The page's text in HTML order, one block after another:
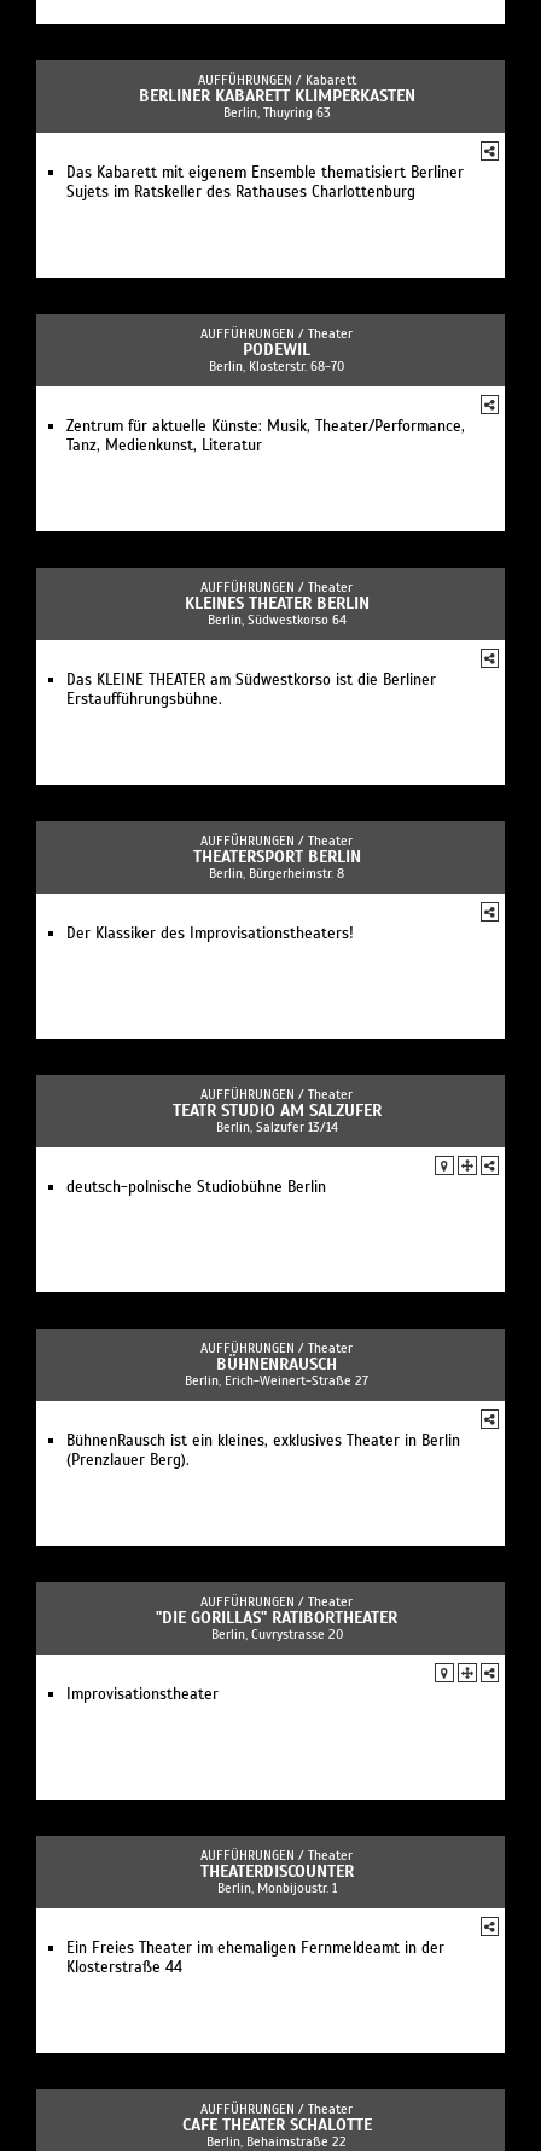
AUFFÜHRUNGEN / Kabarett
BERLINER KABARETT KLIMPERKASTEN
Berlin, Thuyring 63
Das Kabarett mit eigenem Ensemble thematisiert Berliner
Sujets im Ratskeller des Rathauses Charlottenburg
AUFFÜHRUNGEN / Theater
PODEWIL
Berlin, Klosterstr. 68-70
Zentrum für aktuelle Künste: Musik, Theater/Performance,
Tanz, Medienkunst, Literatur
AUFFÜHRUNGEN / Theater
KLEINES THEATER BERLIN
Berlin, Südwestkorso 64
Das KLEINE THEATER am Südwestkorso ist die Berliner
Erstaufführungsbühne.
AUFFÜHRUNGEN / Theater
THEATERSPORT BERLIN
Berlin, Bürgerheimstr. 8
Der Klassiker des Improvisationstheaters!
AUFFÜHRUNGEN / Theater
TEATR STUDIO AM SALZUFER
Berlin, Salzufer 13/14
deutsch-polnische Studiobühne Berlin
AUFFÜHRUNGEN / Theater
BÜHNENRAUSCH
Berlin, Erich-Weinert-Straße 27
BühnenRausch ist ein kleines, exklusives Theater in Berlin
(Prenzlauer Berg).
AUFFÜHRUNGEN / Theater
"DIE GORILLAS" RATIBORTHEATER
Berlin, Cuvrystrasse 20
Improvisationstheater
AUFFÜHRUNGEN / Theater
THEATERDISCOUNTER
Berlin, Monbijoustr. 1
Ein Freies Theater im ehemaligen Fernmeldeamt in der
Klosterstraße 44
AUFFÜHRUNGEN / Theater
CAFE THEATER SCHALOTTE
Berlin, Behaimstraße 22